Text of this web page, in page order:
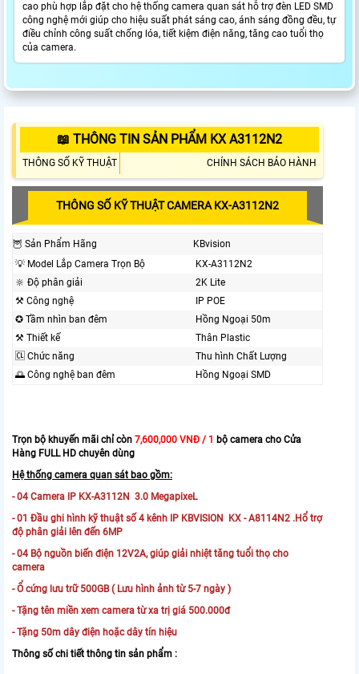
cao phù hợp lắp đặt cho hệ thống camera quan sát hỗ trợ đèn LED SMD
công nghệ mới giúp cho hiệu suất phát sáng cao, ánh sáng đồng đều, tự
điều chỉnh công suất chống lóa, tiết kiệm điện năng, tăng cao tuổi thọ
của camera.
📖 THÔNG TIN SẢN PHẨM KX A3112N2
THÔNG SỐ KỸ THUẬT CHÍNH SÁCH BẢO HÀNH
THÔNG SỐ KỸ THUẬT CAMERA KX-A3112N2
🦉 Sản Phẩm Hãng
KBvision
💡 Model Lắp Camera Trọn Bộ
KX-A3112N2
🔆 Độ phân giải
2K Lite
⚒ Công nghệ
IP POE
✪ Tầm nhìn ban đêm
Hồng Ngoại 50m
⚒ Thiết kế
Thân Plastic
🆑 Chức năng
Thu hình Chất Lượng
🌅 Công nghệ ban đêm
Hồng Ngoại SMD
Trọn bộ khuyến mãi chỉ còn 7,600,000 VNĐ / 1 bộ camera cho Cửa
Hàng FULL HD chuyên dùng
Hệ thống camera quan sát bao gồm:
- 04 Camera IP KX-A3112N 3.0 MegapixeL
- 01 Đầu ghi hình kỹ thuật số 4 kênh IP KBVISION KX - A8114N2 .Hổ trợ
độ phân giải lên đến 6MP
- 04 Bộ nguồn biến điện 12V2A, giúp giải nhiệt tăng tuổi thọ cho
camera
- Ổ cứng lưu trữ 500GB ( Lưu hình ảnh từ 5-7 ngày )
- Tặng tên miền xem camera từ xa trị giá 500.000đ
- Tặng 50m dây điện hoặc dây tín hiệu
Thông số chi tiết thông tin sản phẩm :